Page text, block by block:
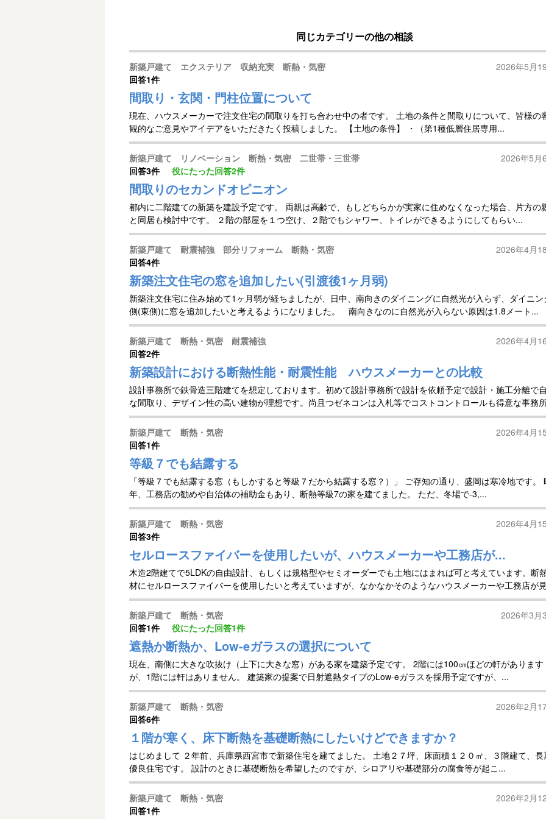
同じカテゴリーの他の相談
新築戸建て エクステリア 収納充実 断熱・気密
回答1件
2026年5月
間取り・玄関・門柱位置について
現在、ハウスメーカーで注文住宅の間取りを打ち合わせ中の者です。 土地の条件と間取りについて、皆様の
観的なご意見やアイデアをいただきたく投稿しました。 【土地の条件】 ・（第1種低層住居専用...
新築戸建て リノベーション 断熱・気密 二世帯・三世帯
回答3件 役にたった回答2件
2026年5月
間取りのセカンドオピニオン
都内に二階建ての新築を建設予定です。 両親は高齢で、もしどちらかが実家に住めなくなった場合、片方の
と同居も検討中です。 ２階の部屋を１つ空け、２階でもシャワー、トイレができるようにしてもらい...
新築戸建て 耐震補強 部分リフォーム 断熱・気密
回答4件
2026年4月
新築注文住宅の窓を追加したい(引渡後1ヶ月弱)
新築注文住宅に住み始めて1ヶ月弱が経ちましたが、日中、南向きのダイニングに自然光が入らず、ダイニン
側(東側)に窓を追加したいと考えるようになりました。 南向きなのに自然光が入らない原因は1.8メート...
新築戸建て 断熱・気密 耐震補強
回答2件
2026年4月
新築設計における断熱性能・耐震性能 ハウスメーカーとの比較
設計事務所で鉄骨造三階建てを想定しております。初めて設計事務所で設計を依頼予定で設計・施工分離で
な間取り、デザイン性の高い建物が理想です。尚且つゼネコンは入札等でコストコントロールも得意な事務
を...
新築戸建て 断熱・気密
回答1件
2026年4月
等級７でも結露する
「等級７でも結露する窓（もしかすると等級７だから結露する窓？）」 ご存知の通り、盛岡は寒冷地です。
年、工務店の勧めや自治体の補助金もあり、断熱等級7の家を建てました。 ただ、冬場で-3,...
新築戸建て 断熱・気密
回答3件
2026年4月
セルロースファイバーを使用したいが、ハウスメーカーや工務店が...
木造2階建てで5LDKの自由設計、もしくは規格型やセミオーダーでも土地にはまれば可と考えています。断
材にセルロースファイバーを使用したいと考えていますが、なかなかそのようなハウスメーカーや工務店が
新築戸建て 断熱・気密
回答1件 役にたった回答1件
2026年3月
遮熱か断熱か、Low-eガラスの選択について
現在、南側に大きな吹抜け（上下に大きな窓）がある家を建築予定です。 2階には100㎝ほどの軒があります
が、1階には軒はありません。 建築家の提案で日射遮熱タイプのLow-eガラスを採用予定ですが、...
新築戸建て 断熱・気密
回答6件
2026年2月
１階が寒く、床下断熱を基礎断熱にしたいけどできますか？
はじめまして ２年前、兵庫県西宮市で新築住宅を建てました。 土地２７坪、床面積１２０㎡、３階建て、長
優良住宅です。 設計のときに基礎断熱を希望したのですが、シロアリや基礎部分の腐食等が起こ...
新築戸建て 断熱・気密
回答1件
2026年2月